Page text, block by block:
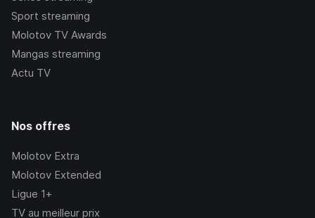
Sport streaming
Molotov TV Awards
Mangas streaming
Actu TV
Nos offres
Molotov Extra
Molotov Extended
Ligue 1+
TV au meilleur prix